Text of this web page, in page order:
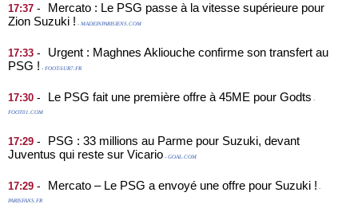
17:37 -
Mercato : Le PSG passe à la vitesse supérieure pour
Zion Suzuki ! - MADEINPARISIENS.COM
17:33 -
Urgent : Maghnes Akliouche confirme son transfert au
PSG ! - FOOT-SUR7.FR
17:30 - Le PSG fait une première offre à 45ME pour Godts -
FOOT01.COM
17:29 -
PSG : 33 millions au Parme pour Suzuki, devant
Juventus qui reste sur Vicario - GOAL.COM
17:29 - Mercato – Le PSG a envoyé une offre pour Suzuki ! -
PARISFANS.FR